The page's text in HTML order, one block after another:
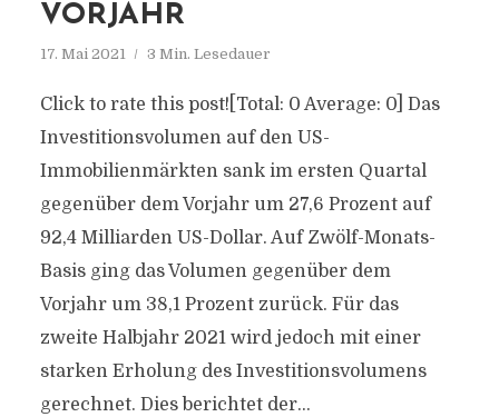
VORJAHR
17. Mai 2021 3 Min. Lesedauer
Click to rate this post![Total: 0 Average: 0] Das
Investitionsvolumen auf den US-
Immobilienmärkten sank im ersten Quartal
gegenüber dem Vorjahr um 27,6 Prozent auf
92,4 Milliarden US-Dollar. Auf Zwölf-Monats-
Basis ging das Volumen gegenüber dem
Vorjahr um 38,1 Prozent zurück. Für das
zweite Halbjahr 2021 wird jedoch mit einer
starken Erholung des Investitionsvolumens
gerechnet. Dies berichtet der...